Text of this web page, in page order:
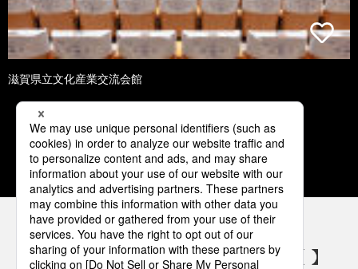
滋賀県立文化産業交流会館
3 4 5 6 7
パナソニックの電気設備 SNSアカウント